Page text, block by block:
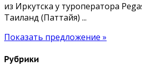
из Иркутска у туроператора
Таиланд (Паттайя) ...
Показать предложение »
Рубрики